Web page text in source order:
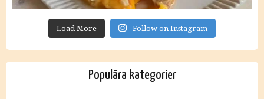
Load More Follow on Instagram
Populära kategorier